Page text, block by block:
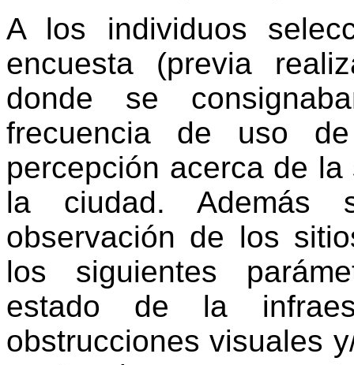
A los individuos
encuesta (previa
donde se
frecuencia de uso
percepción acerca de
la ciudad. Además
observación de los
los siguientes
estado de la
obstrucciones visuales